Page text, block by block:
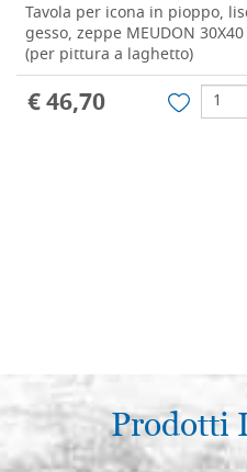
Tavola per icona in pioppo,
gesso, zeppe MEUDON
(per pittura a laghetto)
€ 46,70
Prodotti